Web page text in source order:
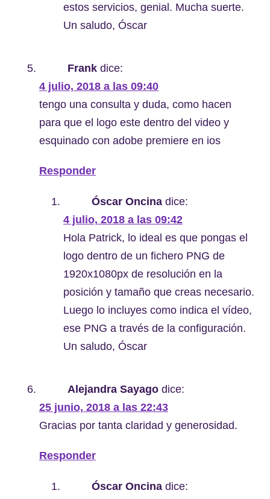
estos servicios, genial. Mucha suerte.
Un saludo, Óscar
Frank dice:
4 julio, 2018 a las 09:40
tengo una consulta y duda, como hacen
para que el logo este dentro del video y
esquinado con adobe premiere en ios
Responder
Óscar Oncina dice:
4 julio, 2018 a las 09:42
Hola Patrick, lo ideal es que pongas el
logo dentro de un fichero PNG de
1920x1080px de resolución en la
posición y tamaño que creas necesario.
Luego lo incluyes como indica el vídeo,
ese PNG a través de la configuración.
Un saludo , Óscar
Alejandra Sayago dice:
25 junio, 2018 a las 22:43
Gracias por tanta claridad y generosidad.
Responder
Óscar Oncina dice: